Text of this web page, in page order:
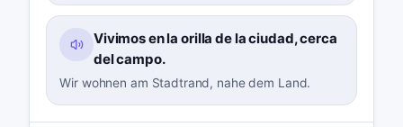
Vivimos en la orilla de la ciudad, cerca
del campo.
Wir wohnen am Stadtrand, nahe dem Land.